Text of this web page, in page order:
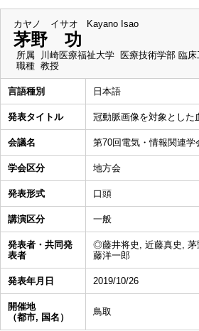
カヤノ イサオ Kayano Isao
茅野 功
所属
川崎医療福祉大学 医療技術学部 臨床
職種 教授
言語種別 日本語
発表タイトル 冠動脈画像を対象とした
会議名 第70回電気・情報関連
学会区分 地方会
発表形式 口頭
講演区分 一般
発表者・共同発
表者
◎藤井将史, 近藤真史, 茅
藤洋一郎
発表年月日 2019/10/26
開催地
（都市, 国名）
鳥取